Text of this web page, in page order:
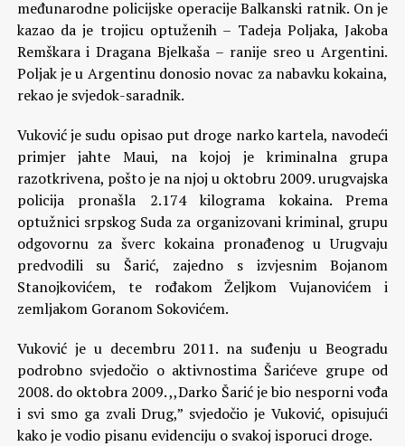
međunarodne policijske operacije Balkanski ratnik. On je
kazao da je trojicu optuženih – Tadeja Poljaka, Jakoba
Remškara i Dragana Bjelkaša – ranije sreo u Argentini.
Poljak je u Argentinu donosio novac za nabavku kokaina,
rekao je svjedok-saradnik.
Vuković je sudu opisao put droge narko kartela, navodeći
primjer jahte Maui, na kojoj je kriminalna grupa
razotkrivena, pošto je na njoj u oktobru 2009. urugvajska
policija pronašla 2.174 kilograma kokaina. Prema
optužnici srpskog Suda za organizovani kriminal, grupu
odgovornu za šverc kokaina pronađenog u Urugvaju
predvodili su Šarić, zajedno s izvjesnim Bojanom
Stanojkovićem, te rođakom Željkom Vujanovićem i
zemljakom Goranom Sokovićem.
Vuković je u decembru 2011. na suđenju u Beogradu
podrobno svjedočio o aktivnostima Šarićeve grupe od
2008. do oktobra 2009. ,,Darko Šarić je bio nesporni vođa
i svi smo ga zvali Drug,” svjedočio je Vuković, opisujući
kako je vodio pisanu evidenciju o svakoj isporuci droge.